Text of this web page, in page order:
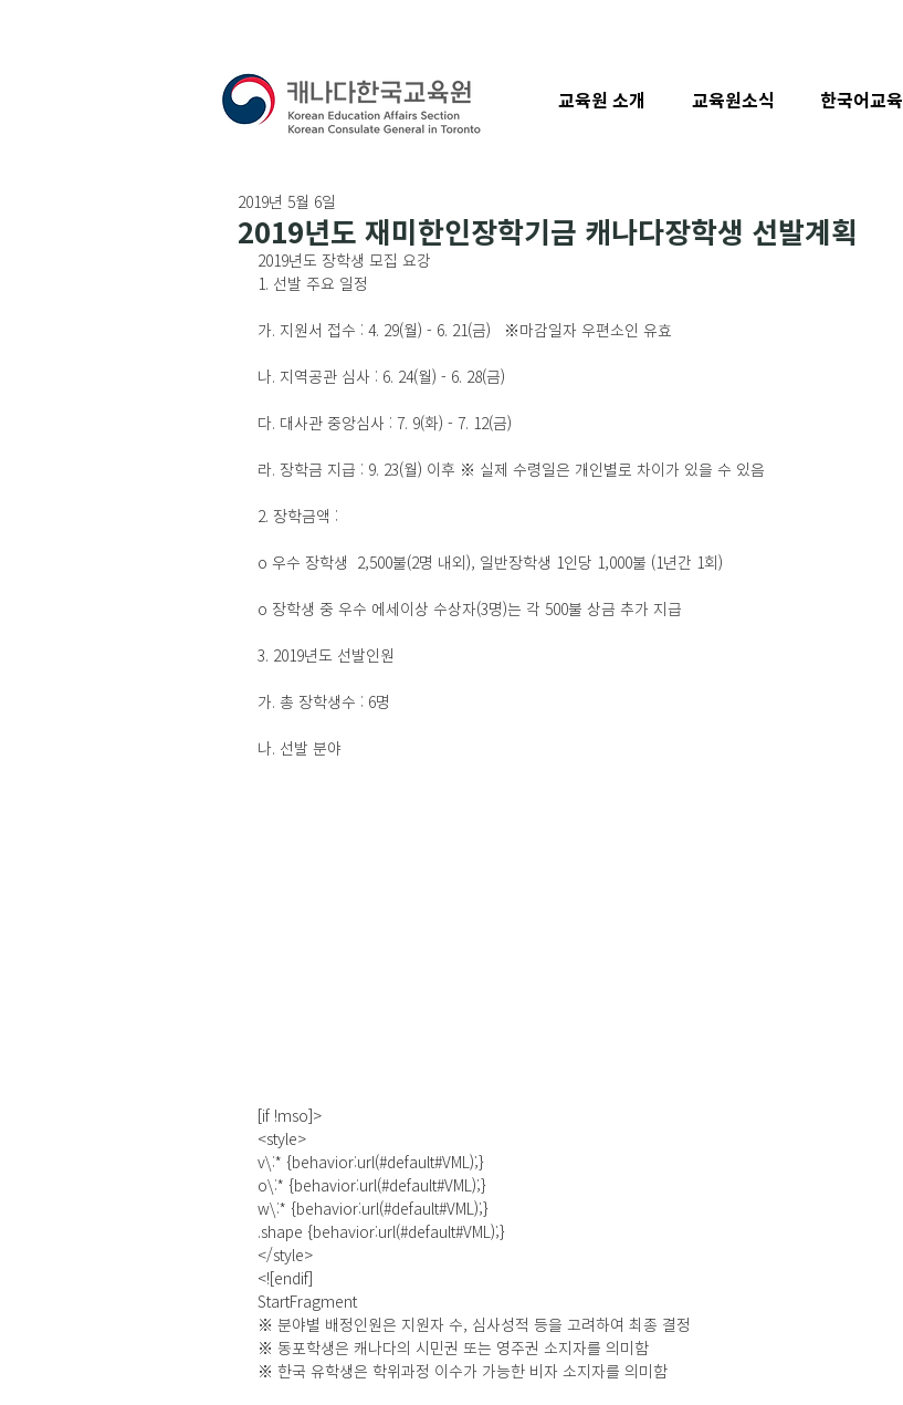
2019년도 재미한인장학기금 캐나다장학생 선발계획
2019년 5월 6일
2019년도 장학생 모집 요강
1. 선발 주요 일정
가. 지원서 접수 : 4. 29(월) - 6. 21(금)   ※마감일자 우편소인 유효
나. 지역공관 심사 : 6. 24(월) - 6. 28(금)
다. 대사관 중앙심사 : 7. 9(화) - 7. 12(금)
라. 장학금 지급 : 9. 23(월) 이후 ※ 실제 수령일은 개인별로 차이가 있을 수 있음
2. 장학금액 :
o 우수 장학생  2,500불(2명 내외), 일반장학생 1인당 1,000불 (1년간 1회)
o 장학생 중 우수 에세이상 수상자(3명)는 각 500불 상금 추가 지급
3. 2019년도 선발인원
가. 총 장학생수 : 6명
나. 선발 분야
[if !mso]>
<style>
v\:* {behavior:url(#default#VML);}
o\:* {behavior:url(#default#VML);}
w\:* {behavior:url(#default#VML);}
.shape {behavior:url(#default#VML);}
</style>
<![endif]
StartFragment
※ 분야별 배정인원은 지원자 수, 심사성적 등을 고려하여 최종 결정
※ 동포학생은 캐나다의 시민권 또는 영주권 소지자를 의미함
※ 한국 유학생은 학위과정 이수가 가능한 비자 소지자를 의미함
교육원 소개 교육원소식 한국어교육